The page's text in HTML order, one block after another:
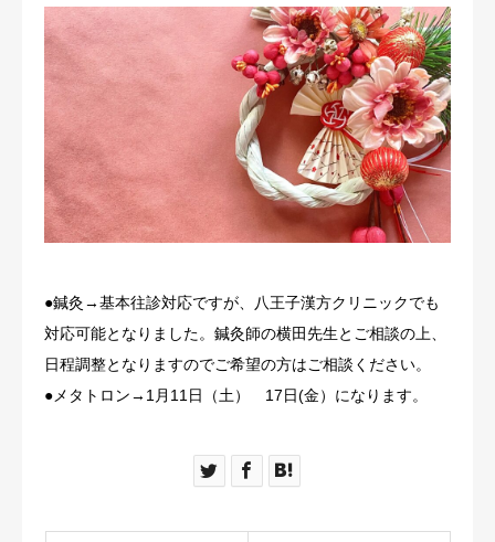
●鍼灸→基本往診対応ですが、八王子漢方クリニックでも
対応可能となりました。鍼灸師の横田先生とご相談の上、
日程調整となりますのでご希望の方はご相談ください。
●メタトロン→1月11日（土） 17日(金）になります。
当院について
スタッフ紹介
料金
ブログ